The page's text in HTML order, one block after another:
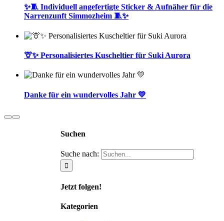
✨🧵 Individuell angefertigte Sticker & Aufnäher für die
Narrenzunft Simmozheim 🧵✨
🦒✨ Personalisiertes Kuscheltier für Suki Aurora
Danke für ein wundervolles Jahr 💛
Suchen
Suche nach:
Jetzt folgen!
Kategorien